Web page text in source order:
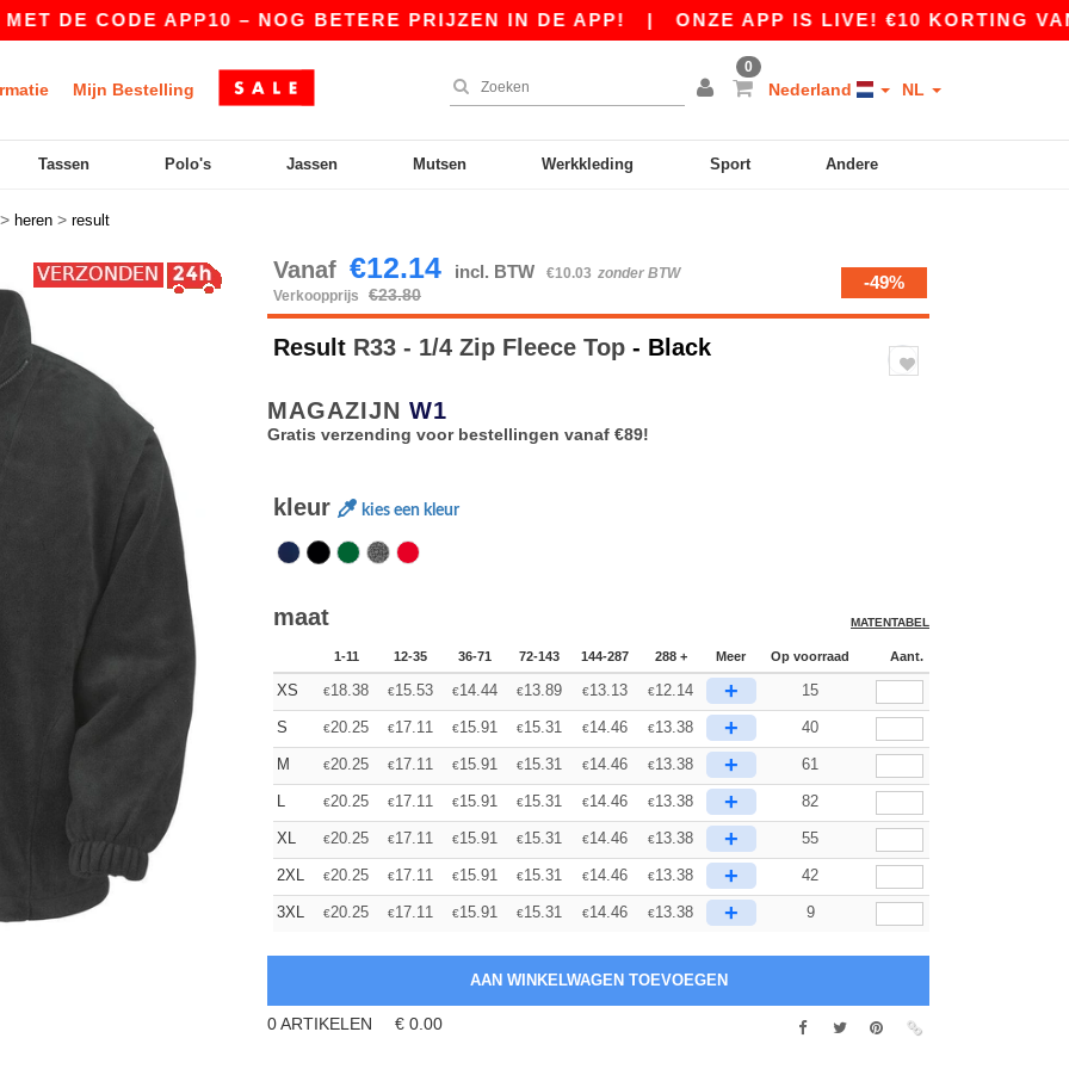
APP10 – NOG BETERE PRIJZEN IN DE APP!|ONZE APP IS LIVE! €10 KORTING VANAF
Mijn Bestelling
0
Nederland NL
Tassen Polo's Jassen Mutsen Werkkleding Sport Andere
> heren > result
Vanaf €12.14 incl. BTW €10.03 zonder BTW
Verkoopprijs
€23.80
-49%
Result R33 - 1/4 Zip Fleece Top - Black
MAGAZIJN W1
Gratis verzending voor bestellingen vanaf €89!
kleur kies een kleur
maat MATENTABEL
1-11 12-35 36-71 72-143 144-287 288 + Meer Op voorraad Aant.
XS €18.38 €15.53 €14.44 €13.89 €13.13 €12.14 + 15
S €20.25 €17.11 €15.91 €15.31 €14.46 €13.38 + 40
M €20.25 €17.11 €15.91 €15.31 €14.46 €13.38 + 61
L €20.25 €17.11 €15.91 €15.31 €14.46 €13.38 + 82
XL €20.25 €17.11 €15.91 €15.31 €14.46 €13.38 + 55
2XL €20.25 €17.11 €15.91 €15.31 €14.46 €13.38 + 42
3XL €20.25 €17.11 €15.91 €15.31 €14.46 €13.38 + 9
0ARTIKELEN € 0.00